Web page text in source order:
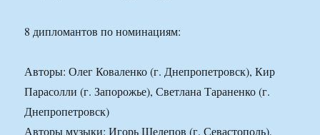
8 дипломантов по номинациям:
Авторы: Олег Коваленко (г. Днепропетровск), Кир
Парасолли (г. Запорожье), Светлана Тараненко (г.
Днепропетровск)
Авторы музыки: Игорь Шелепов (г. Севастополь),